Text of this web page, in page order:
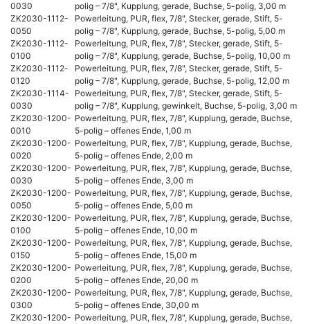
0030
polig – 7/8", Kupplung, gerade, Buchse, 5-polig, 3,00 m
ZK2030-1112-
0050
Powerleitung, PUR, flex, 7/8", Stecker, gerade, Stift, 5-
polig – 7/8", Kupplung, gerade, Buchse, 5-polig, 5,00 m
ZK2030-1112-
0100
Powerleitung, PUR, flex, 7/8", Stecker, gerade, Stift, 5-
polig – 7/8", Kupplung, gerade, Buchse, 5-polig, 10,00 m
ZK2030-1112-
0120
Powerleitung, PUR, flex, 7/8", Stecker, gerade, Stift, 5-
polig – 7/8", Kupplung, gerade, Buchse, 5-polig, 12,00 m
ZK2030-1114-
0030
Powerleitung, PUR, flex, 7/8", Stecker, gerade, Stift, 5-
polig – 7/8", Kupplung, gewinkelt, Buchse, 5-polig, 3,00 m
ZK2030-1200-
0010
Powerleitung, PUR, flex, 7/8", Kupplung, gerade, Buchse,
5-polig – offenes Ende, 1,00 m
ZK2030-1200-
0020
Powerleitung, PUR, flex, 7/8", Kupplung, gerade, Buchse,
5-polig – offenes Ende, 2,00 m
ZK2030-1200-
0030
Powerleitung, PUR, flex, 7/8", Kupplung, gerade, Buchse,
5-polig – offenes Ende, 3,00 m
ZK2030-1200-
0050
Powerleitung, PUR, flex, 7/8", Kupplung, gerade, Buchse,
5-polig – offenes Ende, 5,00 m
ZK2030-1200-
0100
Powerleitung, PUR, flex, 7/8", Kupplung, gerade, Buchse,
5-polig – offenes Ende, 10,00 m
ZK2030-1200-
0150
Powerleitung, PUR, flex, 7/8", Kupplung, gerade, Buchse,
5-polig – offenes Ende, 15,00 m
ZK2030-1200-
0200
Powerleitung, PUR, flex, 7/8", Kupplung, gerade, Buchse,
5-polig – offenes Ende, 20,00 m
ZK2030-1200-
0300
Powerleitung, PUR, flex, 7/8", Kupplung, gerade, Buchse,
5-polig – offenes Ende, 30,00 m
ZK2030-1200- Powerleitung, PUR, flex, 7/8", Kupplung, gerade, Buchse,